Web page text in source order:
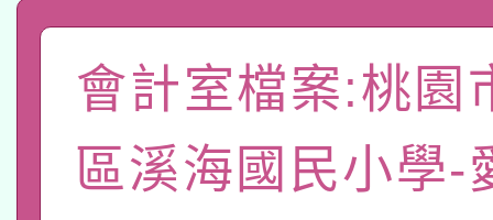
礎課程
A3數位素養講師名單
「數位內容與教學軟體
pilot」
有關大陸委員會函釋公
薪期間赴陸應申請許可
轉知經濟部水利署委託
會計室檔案:桃園
區溪海國民小學-